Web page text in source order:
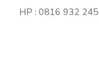
HP : 0816 932 245